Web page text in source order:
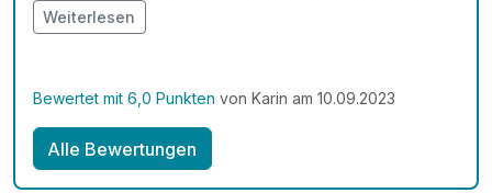
"wenig Wasser" einstellen konnte; da könnte man viel
Wasser sparen! Vielleicht kann das verändert werden.
Weiterlesen
Bewertet mit 6,0 Punkten von Karin am 10.09.2023
Alle Bewertungen